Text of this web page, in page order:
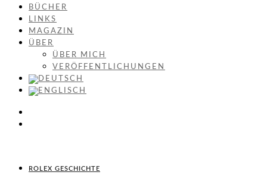
BÜCHER
LINKS
MAGAZIN
ÜBER
ÜBER MICH
VERÖFFENTLICHUNGEN
ROLEX GESCHICHTE